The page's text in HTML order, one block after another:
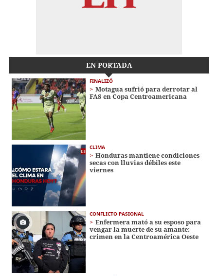
EN PORTADA
FINALIZÓ
Motagua sufrió para derrotar al
FAS en Copa Centroamericana
CLIMA
Honduras mantiene condiciones
secas con lluvias débiles este
viernes
CONFLICTO PASIONAL
Enfermera mató a su esposo para
vengar la muerte de su amante:
crimen en la Centroamérica Oeste